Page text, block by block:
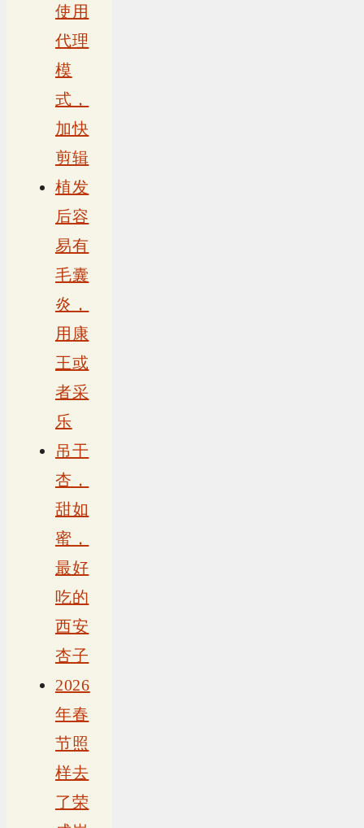
使用
代理
模
式，
加快
剪辑
植发
后容
易有
毛囊
炎，
用康
王或
者采
乐
吊干
杏，
甜如
蜜，
最好
吃的
西安
杏子
2026
年春
节照
样去
了荣